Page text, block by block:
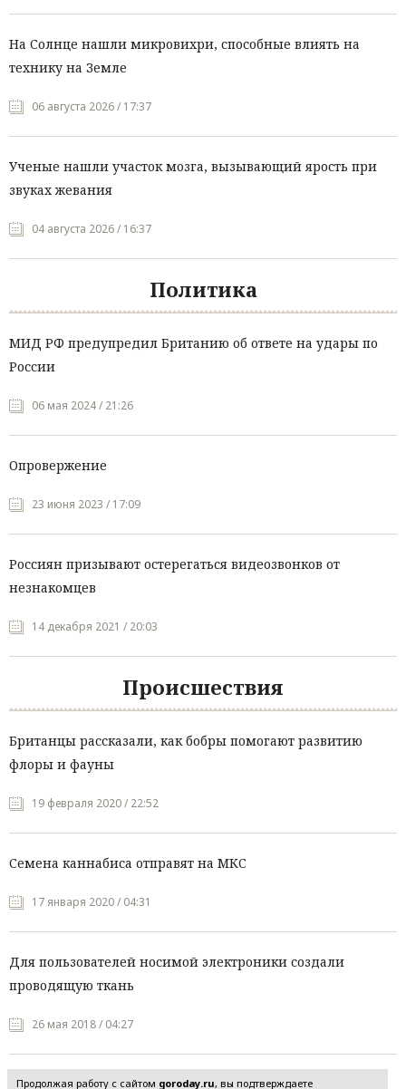
На Солнце нашли микровихри, способные влиять на
технику на Земле
06 августа 2026 / 17:37
Ученые нашли участок мозга, вызывающий ярость при
звуках жевания
04 августа 2026 / 16:37
Политика
МИД РФ предупредил Британию об ответе на удары по
России
06 мая 2024 / 21:26
Опровержение
23 июня 2023 / 17:09
Россиян призывают остерегаться видеозвонков от
незнакомцев
14 декабря 2021 / 20:03
Происшествия
Британцы рассказали, как бобры помогают развитию
флоры и фауны
19 февраля 2020 / 22:52
Семена каннабиса отправят на МКС
17 января 2020 / 04:31
Для пользователей носимой электроники создали
проводящую ткань
26 мая 2018 / 04:27
Продолжая работу с сайтом goroday.ru, вы подтверждаете